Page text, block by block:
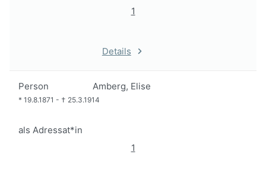
1
Details
Person Amberg, Elise
* 19.8.1871 - † 25.3.1914
als Adressat*in
1